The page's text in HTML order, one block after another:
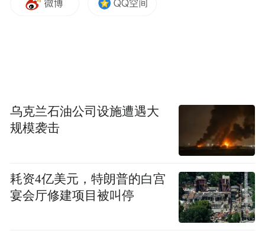
乌克兰石油公司设施遭遇大
规模袭击
耗资4亿美元，特朗普的白宫
宴会厅修建项目被叫停